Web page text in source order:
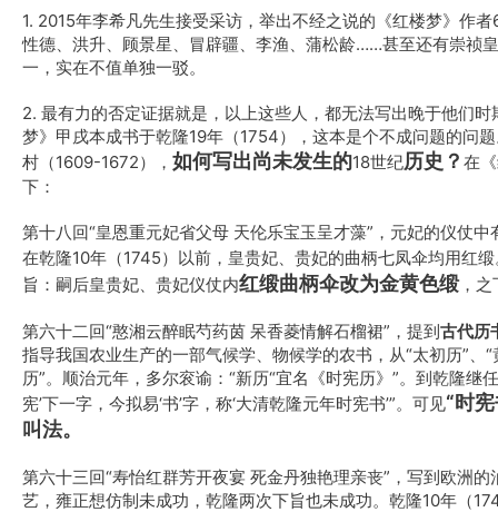
1. 2015年李希凡先生接受采访，举出不经之说的《红楼梦》作
性德、洪升、顾景星、冒辟疆、李渔、蒲松龄……甚至还有崇祯
一，实在不值单独一驳。
2. 最有力的否定证据就是，以上这些人，都无法写出晚于他们
梦》甲戌本成书于乾隆19年 （1754）
，这本是个不成问题的问
村（1609-1672）， 如何写出尚未发生的18世纪历史？ 在
下：
第十八回“皇恩重元妃省父母 天伦乐宝玉呈才藻”，元妃的仪仗中
在乾隆10年（1745）以前，皇贵妃、贵妃的曲柄七凤伞均用红
旨： 嗣后皇贵妃、贵妃仪仗内红缎曲柄伞改为金黄色缎，之
第六十二回“憨湘云醉眠芍药茵 呆香菱情解石榴裙”，提到古代历
指导我国农业生产的一部气候学、物候学的农书，从“太初历”、
历”。顺治元年，多尔衮谕：“新历“宜名《时宪历》”。到乾隆继
宪’下一字，今拟易‘书’字，称‘大清乾隆元年时宪书’”。可见“时
叫法。
第六十三回“寿怡红群芳开夜宴 死金丹独艳理亲丧”，写到欧洲
艺，雍正想仿制未成功，乾隆两次下旨也未成功。乾隆10年（